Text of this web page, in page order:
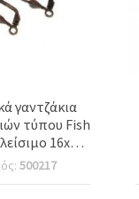
γαντζάκια
τύπου Fish
16x10
αντικέ
τεμάχια
500217